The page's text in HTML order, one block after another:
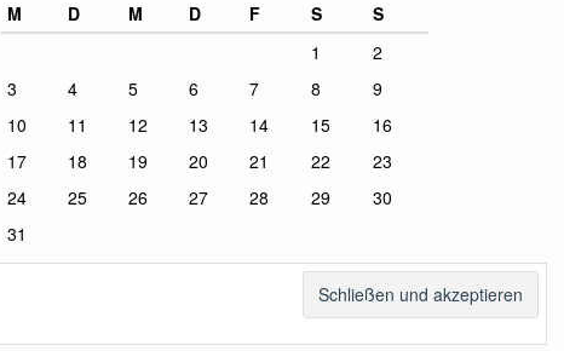
M
D M D F S
S
1
2
3
4 5 6 7 8
9
10
11 12 13 14 15
16
17
18 19 20 21 22
23
24
25 26 27 28 29
30
31